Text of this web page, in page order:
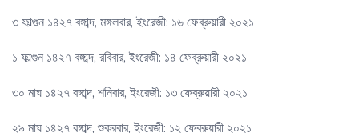
৩ ফাল্গুন ১৪২৭ বঙ্গাব্দ, মঙ্গলবার, ইংরেজী: ১৬ ফেব্রুয়ারী ২০২১
১ ফাল্গুন ১৪২৭ বঙ্গাব্দ, রবিবার, ইংরেজী: ১৪ ফেব্রুয়ারী ২০২১
৩০ মাঘ ১৪২৭ বঙ্গাব্দ, শনিবার, ইংরেজী: ১৩ ফেব্রুয়ারী ২০২১
২৯ মাঘ ১৪২৭ বঙ্গাব্দ, শুক্রবার, ইংরেজী: ১২ ফেব্রুয়ারী ২০২১